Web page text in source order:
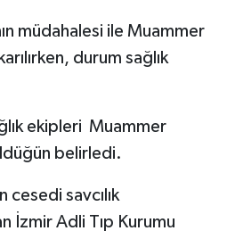
müdahalesi ile Muammer
durum sağlık
ekipleri Muammer
belirledi.
cesedi savcılık
İzmir Adli Tıp Kurumu